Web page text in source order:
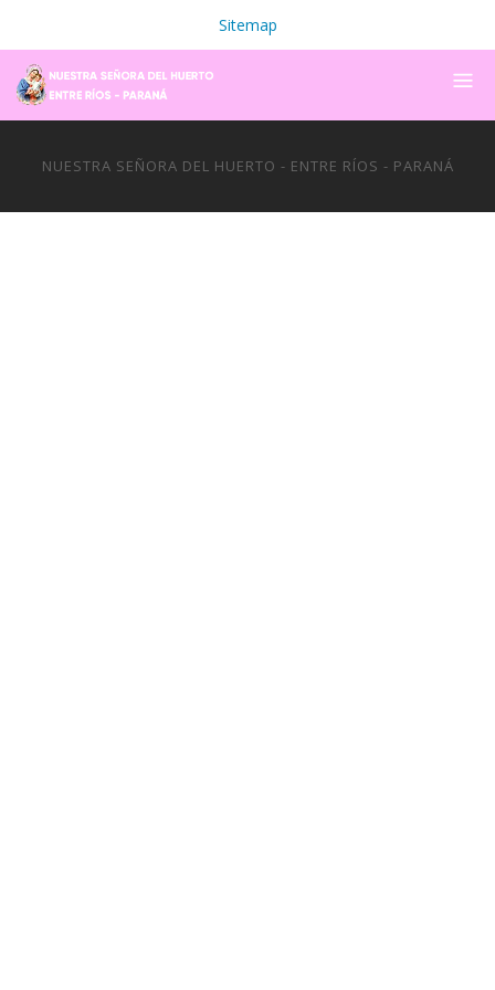
Sitemap
NUESTRA SEÑORA DEL HUERTO - ENTRE RÍOS - PARANÁ